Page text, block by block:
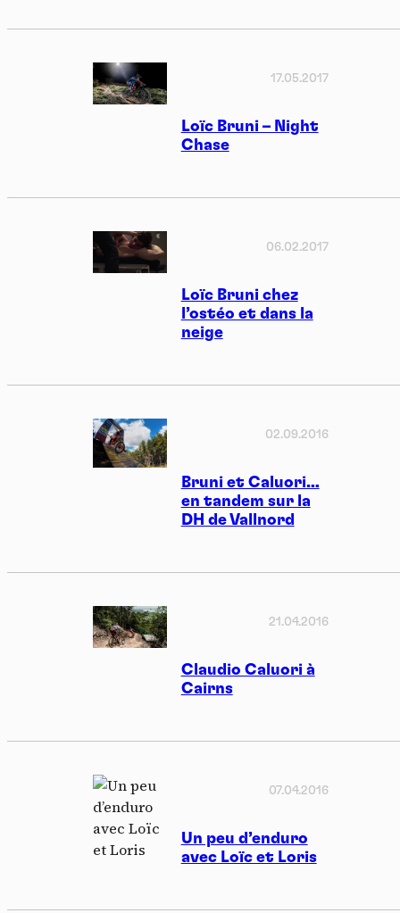
Loïc Bruni – Night
Chase
17.05.2017
Loïc Bruni chez
l’ostéo et dans la
neige
06.02.2017
Bruni et Caluori…
en tandem sur la
DH de Vallnord
02.09.2016
Claudio Caluori à
Cairns
21.04.2016
Un peu d’enduro
avec Loïc et Loris
07.04.2016